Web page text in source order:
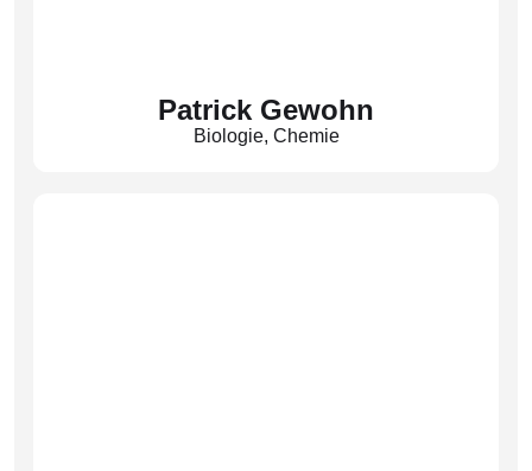
Patrick Gewohn
Biologie, Chemie